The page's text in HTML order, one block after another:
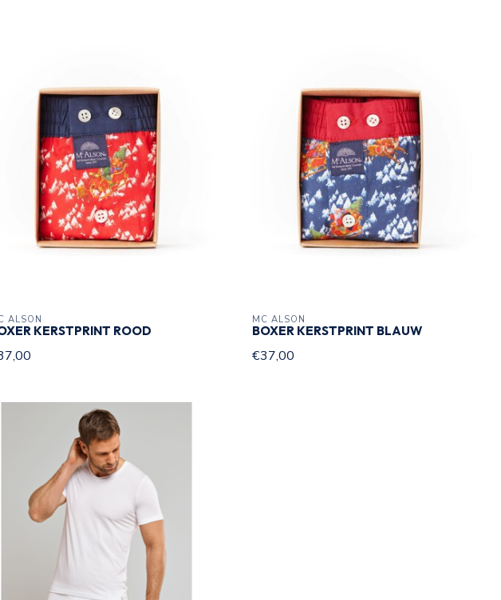
ALSON
KERSTPRINT ROOD
MC ALSON
BOXER KERSTPRINT BLAUW
€37,00